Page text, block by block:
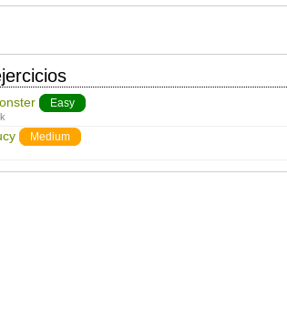
Easy
Medium